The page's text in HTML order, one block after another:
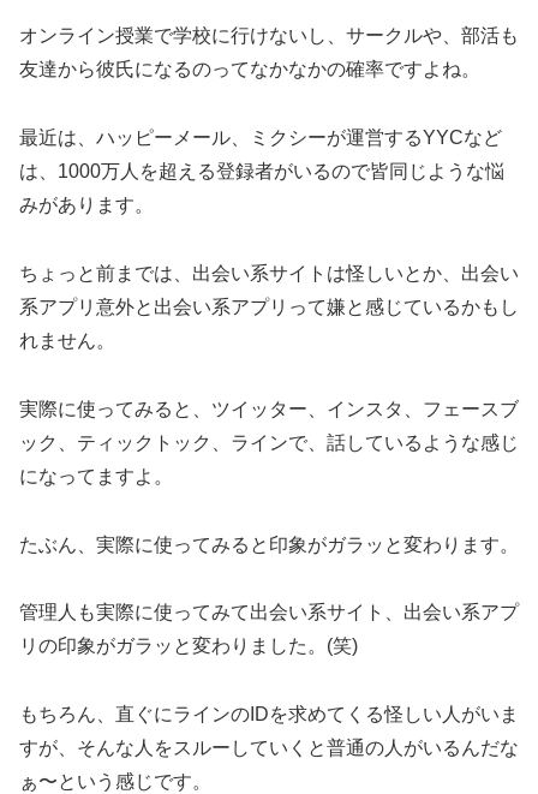
オンライン授業で学校に行けないし、サークルや、部活も
友達から彼氏になるのってなかなかの確率ですよね。
最近は、ハッピーメール、ミクシーが運営するYYCなど
は、1000万人を超える登録者がいるので皆同じような悩
みがあります。
ちょっと前までは、出会い系サイトは怪しいとか、出会い
系アプリ意外と出会い系アプリって嫌と感じているかもし
れません。
実際に使ってみると、ツイッター、インスタ、フェースブ
ック、ティックトック、ラインで、話しているような感じ
になってますよ。
たぶん、実際に使ってみると印象がガラッと変わります。
管理人も実際に使ってみて出会い系サイト、出会い系アプ
リの印象がガラッと変わりました。(笑)
もちろん、直ぐにラインのIDを求めてくる怪しい人がいま
すが、そんな人をスルーしていくと普通の人がいるんだな
ぁ〜という感じです。